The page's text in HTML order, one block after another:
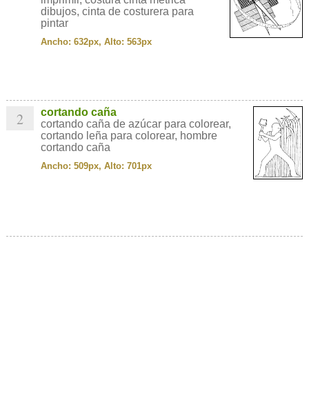
dibujos, cinta de costurera para
pintar
Ancho: 632px, Alto: 563px
2
cortando caña
cortando caña de azúcar para colorear,
cortando leña para colorear, hombre
cortando caña
Ancho: 509px, Alto: 701px